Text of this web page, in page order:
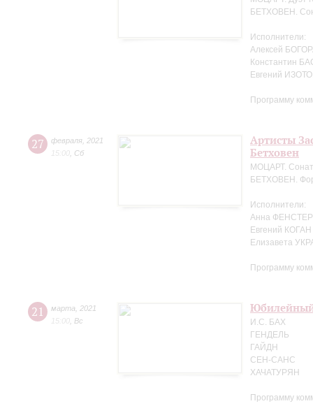
БЕТХОВЕН.
Исполнители:
Алексей
Константин
Евгений
Программу
27 февраля 2021
15:00 Сб
Артисты
Бетховен
МОЦАРТ.
БЕТХОВЕН.
Исполнители:
Анна ФЕНСТЕР
Евгений
Елизавета
Программу
21 марта
2021
15:00 Вс
Юбилейный
И.С. БАХ
ГЕНДЕЛЬ
ГАЙДН
СЕН-САНС
ХАЧАТУРЯН
Программу